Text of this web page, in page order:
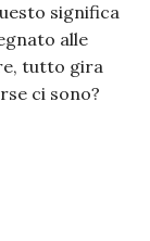
significa
alle
tutto gira
ci sono?